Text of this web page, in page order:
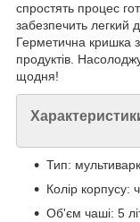
спростять процес
забезпечить легкий
Герметична кришка
продуктів.
щодня!
Тип:
Колір корпусу:
Об'єм чаші: 5